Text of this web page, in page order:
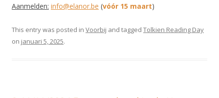
Aanmelden: info@elanor.be (vóór 15 maart)
This entry was posted in Voorbij and tagged Tolkien Reading Day
on januari 5, 2025.